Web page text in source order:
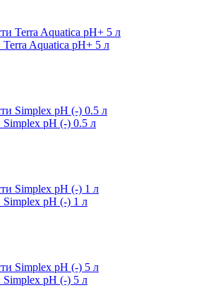
Terra Aquatica pH+ 5 л
Simplex рН (-) 0.5 л
Simplex рН (-) 1 л
Simplex рН (-) 5 л